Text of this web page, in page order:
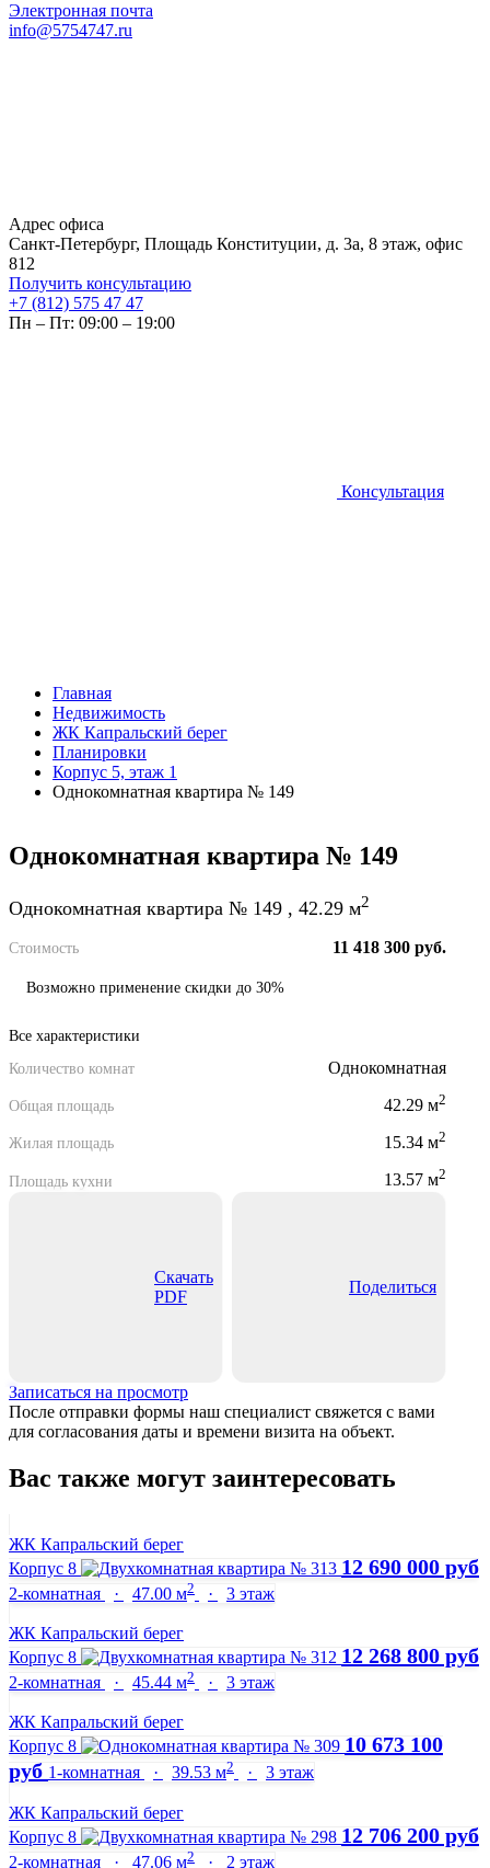
Электронная почта
info@5754747.ru
Адрес офиса
Санкт-Петербург, Площадь Конституции, д. 3а, 8 этаж, офис
812
Получить консультацию
+7 (812) 575 47 47
Пн – Пт: 09:00 – 19:00
Консультация
Главная
Недвижимость
ЖК Капральский берег
Планировки
Корпус 5, этаж 1
Однокомнатная квартира № 149
Однокомнатная квартира № 149
Однокомнатная квартира № 149 , 42.29 м2
Стоимость 11 418 300 руб.
Возможно применение скидки до 30%
Все характеристики
Количество комнат
Однокомнатная
Общая площадь 42.29 м2
Жилая площадь 15.34 м2
Площадь кухни 13.57 м2
Скачать
PDF
Поделиться
Записаться на просмотр
После отправки формы наш специалист свяжется с вами
для согласования даты и времени визита на объект.
Вас также могут заинтересовать
ЖК Капральский берег
Корпус 8
12 690 000 руб
2-комнатная · 47.00 м2 · 3 этаж
ЖК Капральский берег
Корпус 8
12 268 800 руб
2-комнатная · 45.44 м2 · 3 этаж
ЖК Капральский берег
Корпус 8
10 673 100
руб 1-комнатная · 39.53 м2 · 3 этаж
ЖК Капральский берег
Корпус 8
12 706 200 руб
2-комнатная · 47.06 м2 · 2 этаж